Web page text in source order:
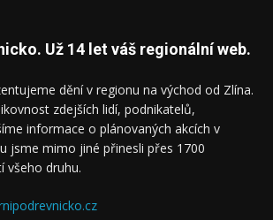
Už 14 let váš regionální web.
dění v regionu na východ od Zlína.
zdejších lidí, podnikatelů,
informace o plánovaných akcích v
jsme mimo jiné přinesli přes 1700
všeho druhu.